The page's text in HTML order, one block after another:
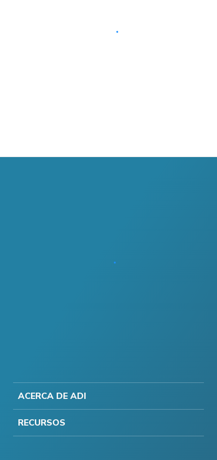
ACERCA DE ADI
RECURSOS